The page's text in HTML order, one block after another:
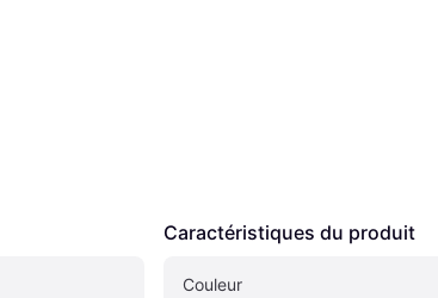
Caractéristiques du produit
Couleur